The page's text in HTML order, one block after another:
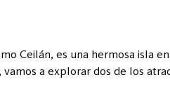
Ceilán, es una hermosa isla
a explorar dos de los